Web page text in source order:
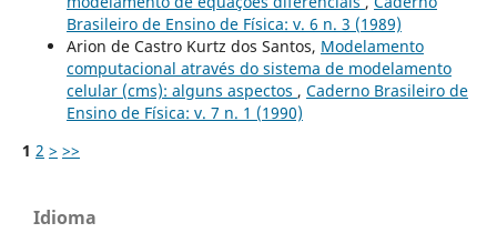
Brasileiro de Ensino de Física: v. 6 n. 3 (1989)
Arion de Castro Kurtz dos Santos, Modelamento
computacional através do sistema de modelamento
celular (cms): alguns aspectos , Caderno Brasileiro de
Ensino de Física: v. 7 n. 1 (1990)
1 2 > >>
Idioma